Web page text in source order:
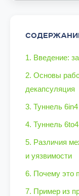
1. Введение:
2. Основы
декапсуляция
3. Туннель
4. Туннель
5. Различия
и уязвимости
6. Почему это
7. Пример из